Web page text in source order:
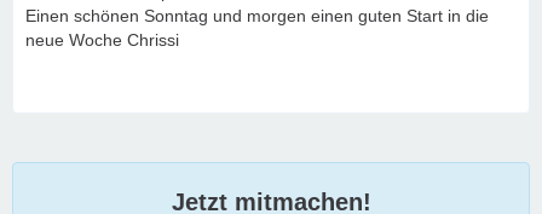
Einen schönen Sonntag und morgen einen guten Start in die
neue Woche Chrissi
Jetzt mitmachen!